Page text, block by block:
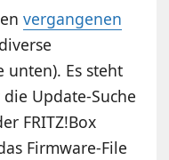
vergangenen
unten). Es steht
Update-Suche
FRITZ!Box
Firmware-File